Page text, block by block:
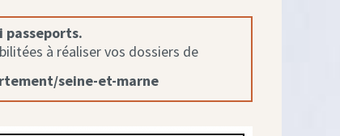
passeports.
à réaliser vos dossiers de
seine-et-marne